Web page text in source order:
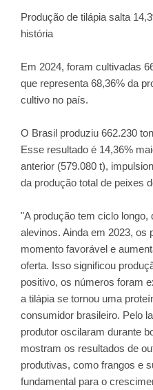
Produção de tilápia salta
história
Em 2024, foram cultivadas
que representa 68,36% da
cultivo no país.
O Brasil produziu 662.230
Esse resultado é 14,36%
anterior (579.080 t),
da produção total de peixes
"A produção tem ciclo longo,
alevinos. Ainda em 2023, os
momento favorável e
oferta. Isso significou
positivo, os números foram
a tilápia se tornou uma
consumidor brasileiro. Pelo
produtor oscilaram durante
mostram os resultados de
produtivas, como frangos e
fundamental para o